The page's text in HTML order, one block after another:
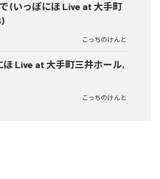
(いっぽにほ Live at 大手町
こっちのけんと
ほ Live at 大手町三井ホール,
こっちのけんと